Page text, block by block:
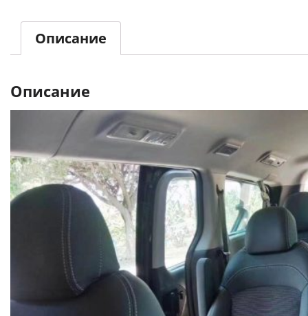
Описание
Описание